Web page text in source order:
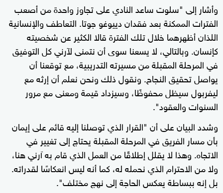
وأشار إلى "سلوت ساعد النادي على تجاوز واحدة من أصعب
الفترات الممكنة بعد فقدان دييوغو جوتا. التعاطف والإنسانية
اللذان أظهرهما خلال تلك الفترة قالا الكثير عن شخصيته
كإنسان. وبالتالي، لا يسعنا سوى أن نتمنى لآرني كل التوفيق
في المرحلة المقبلة من مسيرته التدريبية، مع توقعنا أن
يواصل تحقيق النجاح. ونقول ذلك ونحن نعلم أن إرثه مع
ليفربول سيظل محفوظًا، وسيزداد قيمة ومعنى مع مرور
السنوات والعقود".
وشدد البيان على أن "القرار الذي توصلنا إليه قائم على إيمان
بأن مسار الفريق في المرحلة المقبلة يحتاج إلى تغيير في
الاتجاه. وهذا لا يقلل إطلاقًا من العمل الذي قام به آرني هنا،
ولا من الاحترام الذي نحمله له، كما أنه ليس انعكاسًا لقدراته.
بل إنه ببساطة يعكس الحاجة إلى نهج مختلف".